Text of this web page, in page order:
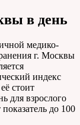
в день
медико-
г. Москвы
индекс
стоит
для взрослого
до 100